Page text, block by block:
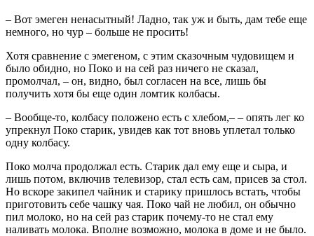
– Вот эмеген ненасытный! Ладно, так уж и быть, дам тебе еще
немного, но чур – больше не просить!
Хотя сравнение с эмегеном, с этим сказочным чудовищем и
было обидно, но Поко и на сей раз ничего не сказал,
промолчал, – он, видно, был согласен на все, лишь бы
получить хотя бы еще один ломтик колбасы.
– Вообще-то, колбасу положено есть с хлебом,– – опять лег­ ко
упрекнул Поко старик, увидев как тот вновь уплетал толь­ко
одну колбасу.
Поко молча продолжал есть. Старик дал ему еще и сыра, и
лишь потом, включив телевизор, стал есть сам, присев за стол.
Но вскоре закипел чайник и старику пришлось встать, чтобы
приготовить себе чашку чая. Поко чай не любил, он обычно
пил молоко, но на сей раз старик почему-то не стал ему
наливать молока. Вполне возможно, молока в доме и не было.